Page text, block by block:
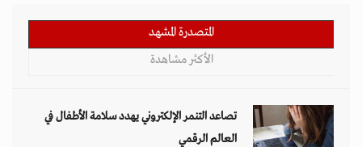
المتصدرة المشهد
الأكثر مشاهدة
تصاعد التنمر الإلكتروني يهدد سلامة الأطفال في
العالم الرقمي